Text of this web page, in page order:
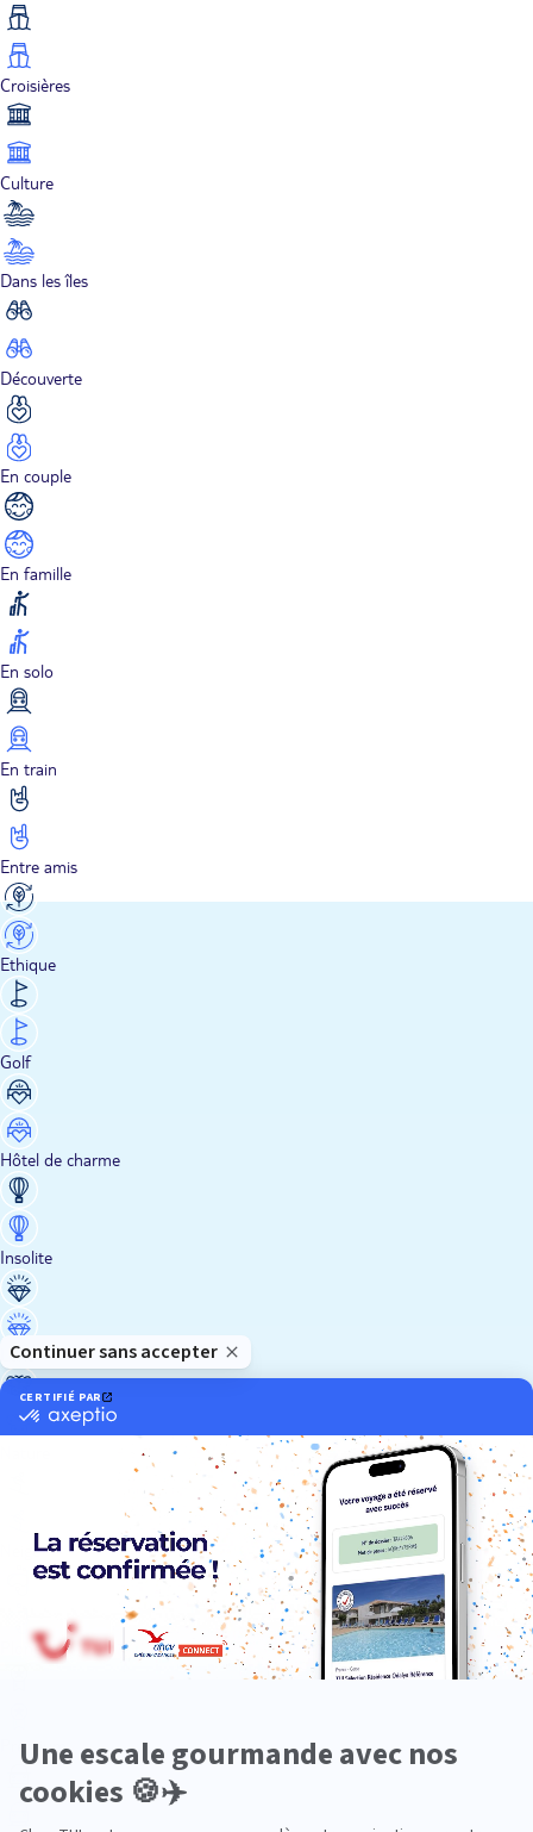
Croisières
Culture
Dans les îles
Découverte
En couple
En famille
En solo
En train
Entre amis
Ethique
Golf
Hôtel de charme
Insolite
Luxe
Neige
Plongée
Premium